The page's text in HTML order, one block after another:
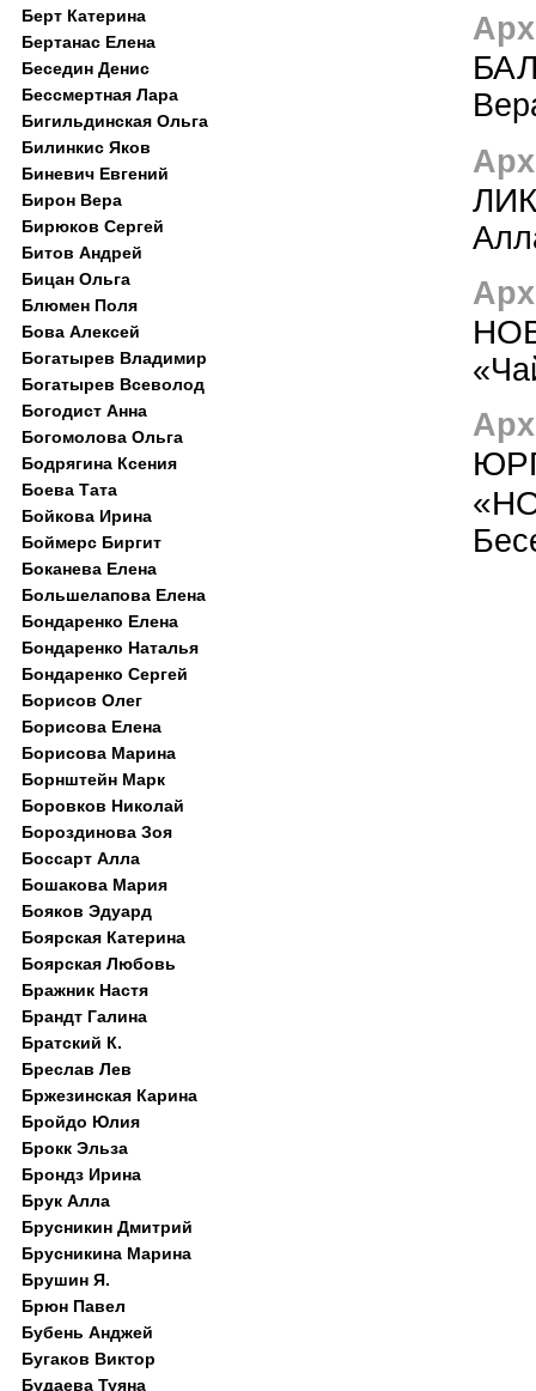
Берт Катерина
Бертанас Елена
Беседин Денис
Бессмертная Лара
Бигильдинская Ольга
Билинкис Яков
Биневич Евгений
Бирон Вера
Бирюков Сергей
Битов Андрей
Бицан Ольга
Блюмен Поля
Бова Алексей
Богатырев Владимир
Богатырев Всеволод
Богодист Анна
Богомолова Ольга
Бодрягина Ксения
Боева Тата
Бойкова Ирина
Боймерс Биргит
Боканева Елена
Большелапова Елена
Бондаренко Елена
Бондаренко Наталья
Бондаренко Сергей
Борисов Олег
Борисова Елена
Борисова Марина
Борнштейн Марк
Боровков Николай
Бороздинова Зоя
Боссарт Алла
Бошакова Мария
Бояков Эдуард
Боярская Катерина
Боярская Любовь
Бражник Настя
Брандт Галина
Братский К.
Бреслав Лев
Бржезинская Карина
Бройдо Юлия
Брокк Эльза
Брондз Ирина
Брук Алла
Брусникин Дмитрий
Брусникина Марина
Брушин Я.
Брюн Павел
Бубень Анджей
Бугаков Виктор
Будаева Туяна